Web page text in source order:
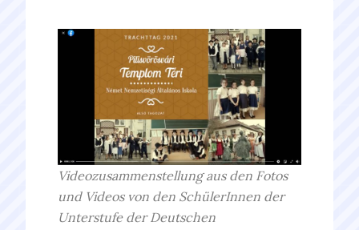
Videozusammenstellung aus den Fotos
und Videos von den SchülerInnen der
Unterstufe der Deutschen